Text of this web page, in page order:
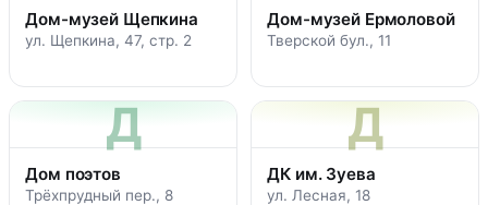
Дом-музей Щепкина
ул. Щепкина, 47, стр. 2
Дом-музей Ермоловой
Тверской бул., 11
Д
Дом поэтов
Трёхпрудный пер., 8
Д
ДК им. Зуева
ул. Лесная, 18